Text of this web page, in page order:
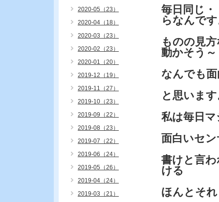
毎日同じ
らなんで
ものの見
動かそう～
なんでも
と思いま
私は毎日
面白いセ
書けと言
ける
ほんとそ
2020-05（23）
2020-04（18）
2020-03（23）
2020-02（23）
2020-01（20）
2019-12（19）
2019-11（27）
2019-10（23）
2019-09（22）
2019-08（23）
2019-07（22）
2019-06（24）
2019-05（26）
2019-04（24）
2019-03（21）